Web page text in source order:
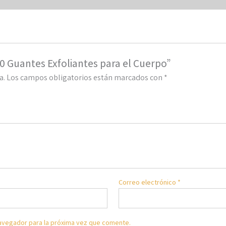
Guantes Exfoliantes para el Cuerpo”
Los campos obligatorios están marcados con *
Correo electrónico *
para la próxima vez que comente.